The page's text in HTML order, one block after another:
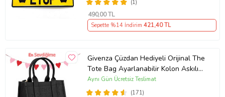
(1)
490,00 TL
Sepette %14 İndirim 421,40 TL
Givenza Çüzdan Hediyeli Orijinal The
Tote Bag Ayarlanabilir Kolon Askılı
Yumuşak Deri Çapraz Mini El Kol ve
Omuz Çantası (Siyah)
(171)
Aynı Gün Ücretsiz Teslimat